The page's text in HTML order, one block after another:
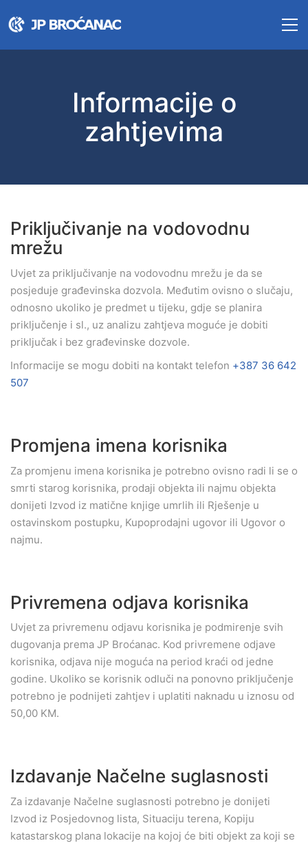
Informacije o
zahtjevima
Priključivanje na vodovodnu
mrežu
Uvjet za priključivanje na vodovodnu mrežu je da se
posjeduje građevinska dozvola. Međutim ovisno o slučaju,
odnosno ukoliko je predmet u tijeku, gdje se planira
priključenje i sl., uz analizu zahtjeva moguće je dobiti
priključak i bez građevinske dozvole.
Informacije se mogu dobiti na kontakt telefon +387 36 642
507
Promjena imena korisnika
Za promjenu imena korisnika je potrebno ovisno radi li se o
smrti starog korisnika, prodaji objekta ili najmu objekta
donijeti Izvod iz matične knjige umrlih ili Rješenje u
ostavinskom postupku, Kupoprodajni ugovor ili Ugovor o
najmu.
Privremena odjava korisnika
Uvjet za privremenu odjavu korisnika je podmirenje svih
dugovanja prema JP Broćanac. Kod privremene odjave
korisnika, odjava nije moguća na period kraći od jedne
godine. Ukoliko se korisnik odluči na ponovno priključenje
potrebno je podnijeti zahtjev i uplatiti naknadu u iznosu od
50,00 KM.
Izdavanje Načelne suglasnosti
Za izdavanje Načelne suglasnosti potrebno je donijeti
Izvod iz Posjedovnog lista, Situaciju terena, Kopiju
katastarskog plana lokacije na kojoj će biti objekt za koji se